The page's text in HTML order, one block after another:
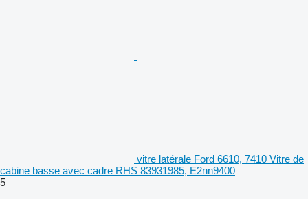
vitre latérale Ford 6610, 7410 Vitre de
cabine basse avec cadre RHS 83931985, E2nn9400
5